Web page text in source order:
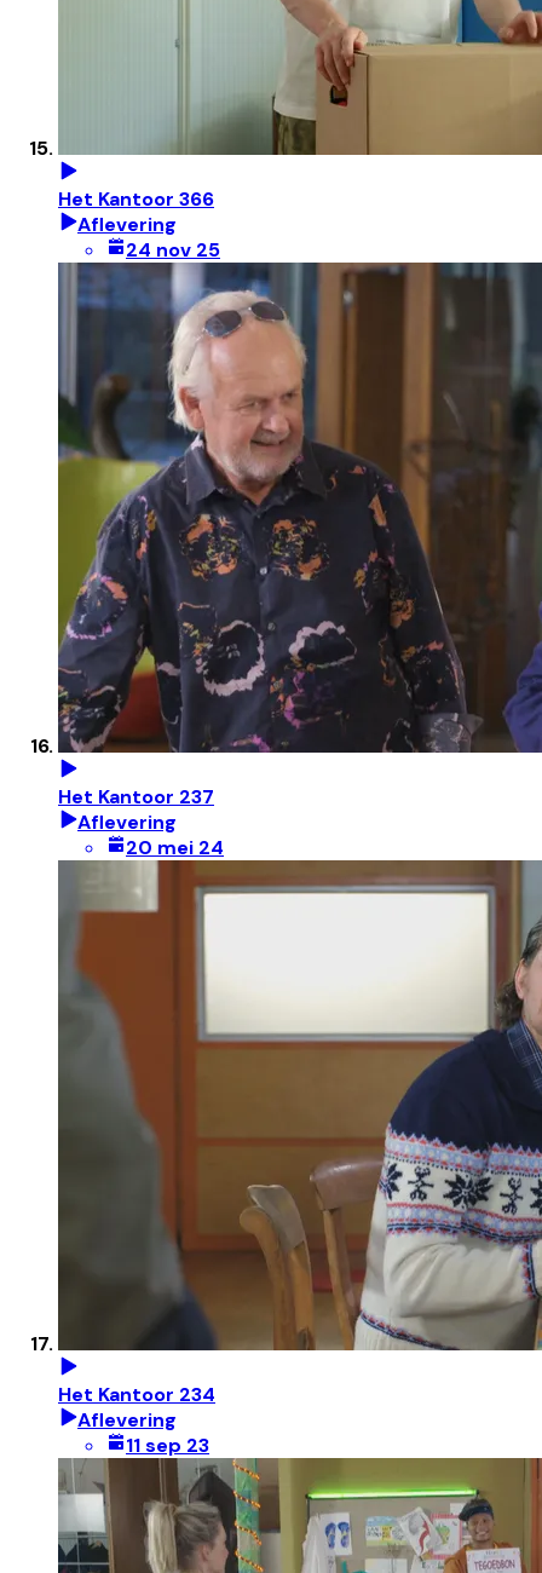
Het Kantoor 366
Aflevering
24 nov 25
Het Kantoor 237
Aflevering
20 mei 24
Het Kantoor 234
Aflevering
11 sep 23